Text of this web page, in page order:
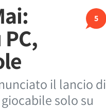
5
il lancio di
solo su